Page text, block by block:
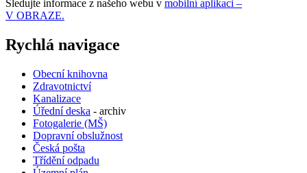
Sledujte informace z našeho webu v mobilní aplikaci –
V OBRAZE.
Rychlá navigace
Obecní knihovna
Zdravotnictví
Kanalizace
Úřední deska - archiv
Fotogalerie (MŠ)
Dopravní obslužnost
Česká pošta
Třídění odpadu